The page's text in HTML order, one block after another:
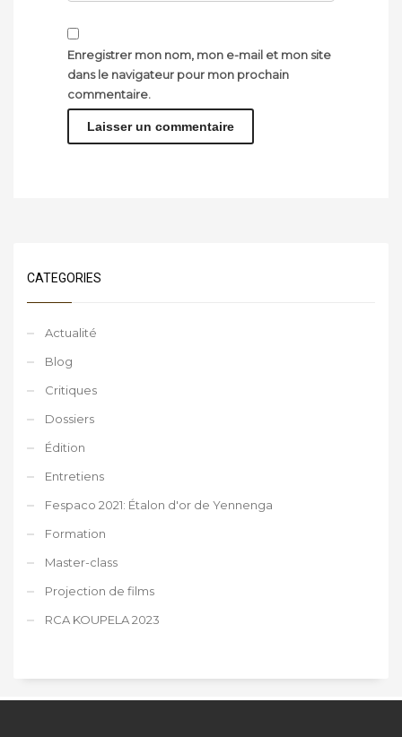
Enregistrer mon nom, mon e-mail et mon site
dans le navigateur pour mon prochain
commentaire.
CATEGORIES
Actualité
Blog
Critiques
Dossiers
Édition
Entretiens
Fespaco 2021: Étalon d'or de Yennenga
Formation
Master-class
Projection de films
RCA KOUPELA 2023